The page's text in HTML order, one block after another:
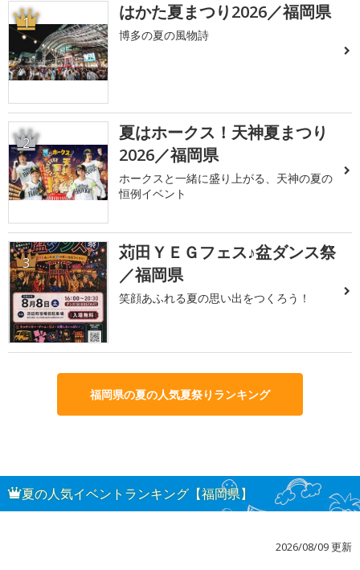
1 はかた夏まつり2026／福岡県
博多の夏の風物詩
2
夏はホークス！天神夏まつり
2026／福岡県
ホークスと一緒に盛り上がる、天神の夏の
恒例イベント
3
苅田ＹＥＧフェス♪盆ダンス祭
／福岡県
笑顔あふれる夏の思い出をつくろう！
福岡県の夏の人気夏祭りランキング
夏の人気イベントランキング【福岡県】
2026/08/09 更新